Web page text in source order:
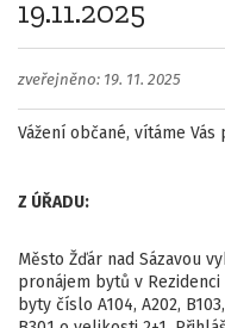
19.11.2025
zveřejněno: 19. 11. 2025
Vážení občané, vítáme
Z ÚŘADU:
Město Žďár nad Sázavou
pronájem bytů v Rezidenci
byty číslo A104, A202,